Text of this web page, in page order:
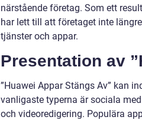
närstående företag. Som ett
har lett till att företaget inte
tjänster och appar.
Presentation av
”Huawei Appar Stängs Av” kan
vanligaste typerna är sociala
och videoredigering. Populära